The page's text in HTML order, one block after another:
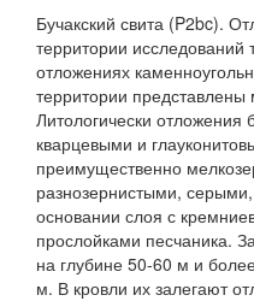
Бучакский свита (P2bc).
территории исследований
отложениях
территории
Литологически отложения
кварцевыми и
преимущественно
разнозернистыми,
основании слоя с
прослойками песчаника.
на глубине 50-60 м и
м. В кровли их залегают